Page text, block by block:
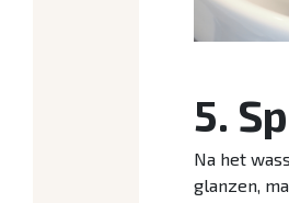
5.
Na het
glanzen,